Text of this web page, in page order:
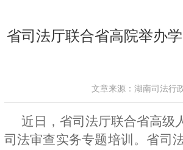
省司法厅联合省高院举办
文章来源：湖南司法
近日，省司法厅联合省高级
司法审查实务专题培训。省司